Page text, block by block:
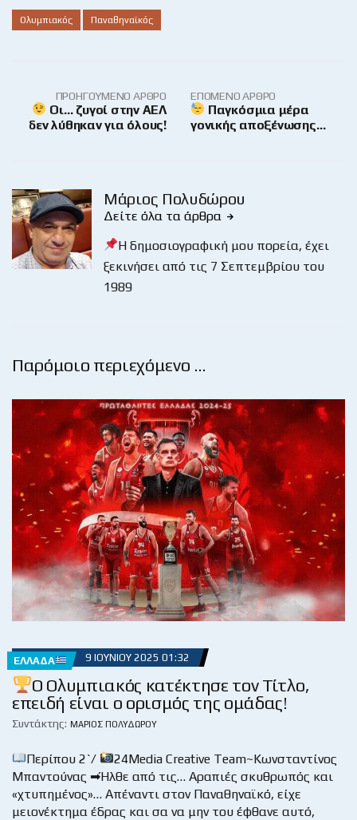
Ολυμπιακός Παναθηναϊκός
ΠΡΟΗΓΟΎΜΕΝΟ ΆΡΘΡΟ
Οι… ζυγοί στην ΑΕΛ
δεν λύθηκαν για όλους!
ΕΠΌΜΕΝΟ ΆΡΘΡΟ
Παγκόσμια μέρα
γονικής αποξένωσης…
Μάριος Πολυδώρου
Δείτε όλα τα άρθρα
Η δημοσιογραφική μου πορεία, έχει
ξεκινήσει από τις 7 Σεπτεμβρίου του
1989
Παρόμοιο περιεχόμενο …
ΕΛΛΆΔΑ 9 ΙΟΥΝΊΟΥ 2025 01:32
Ο Ολυμπιακός κατέκτησε τον Τίτλο,
επειδή είναι ο ορισμός της ομάδας!
Συντάκτης: ΜΆΡΙΟΣ ΠΟΛΥΔΏΡΟΥ
Περίπου 2`/
24Media Creative Team~Κωνσταντίνος
Μπαντούνας ➡Ήλθε από τις… Αραπιές σκυθρωπός και
«χτυπημένος»… Απέναντι στον Παναθηναϊκό, είχε
μειονέκτημα έδρας και σα να μην του έφθανε αυτό,